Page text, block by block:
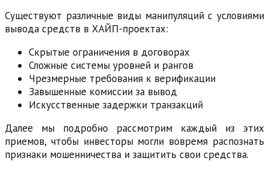
Существуют различные виды манипуляций с условиями
вывода средств в ХАЙП-проектах:
Скрытые ограничения в договорах
Сложные системы уровней и рангов
Чрезмерные требования к верификации
Завышенные комиссии за вывод
Искусственные задержки транзакций
Далее мы подробно рассмотрим каждый из этих
приемов, чтобы инвесторы могли вовремя распознать
признаки мошенничества и защитить свои средства.